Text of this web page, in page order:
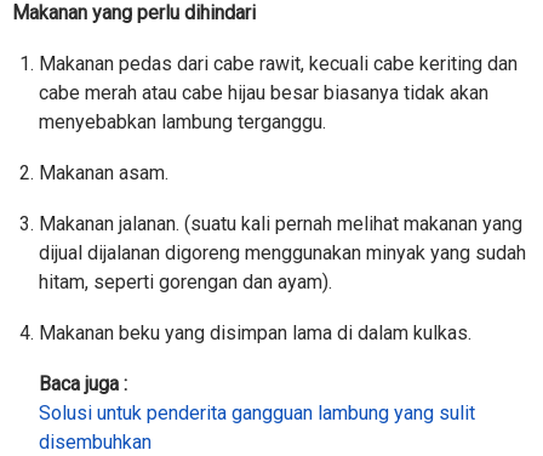
Makanan yang perlu dihindari
Makanan pedas dari cabe rawit, kecuali cabe keriting dan
cabe merah atau cabe hijau besar biasanya tidak akan
menyebabkan lambung terganggu.
Makanan asam.
Makanan jalanan. (suatu kali pernah melihat makanan yang
dijual dijalanan digoreng menggunakan minyak yang sudah
hitam, seperti gorengan dan ayam).
Makanan beku yang disimpan lama di dalam kulkas.
Baca juga :
Solusi untuk penderita gangguan lambung yang sulit
disembuhkan